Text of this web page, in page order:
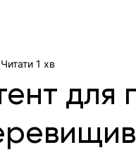
для
Читати 1 хв